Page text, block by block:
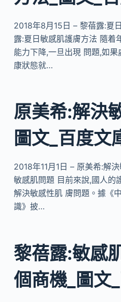
2018年8月15日 – 黎蓓露:夏
露:夏日敏感肌護膚方法 隨着
能力下降,一旦出現 問題,如
康狀態就…
原美希:解決
圖文_百度文
2018年11月1日 – 原美希:解
敏感肌問題 目前來說,國人的
解決敏感性肌 膚問題。據《
識》披…
黎蓓露:敏感
個商機_圖文